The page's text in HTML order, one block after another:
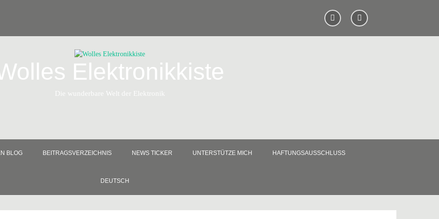
Elektronikkiste
Die wunderbare Welt der Elektronik
BLOG BEITRAGSVERZEICHNIS NEWS TICKER UNTERSTÜTZE MICH HAFTUNGSAUSSCHLUSS
DEUTSCH